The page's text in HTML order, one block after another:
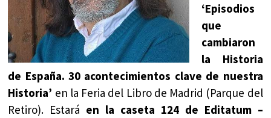
‘Episodios
que
cambiaron
la Historia
de España. 30 acontecimientos clave de nuestra
Historia’ en la Feria del Libro de Madrid (Parque del
Retiro). Estará en la caseta 124 de Editatum –